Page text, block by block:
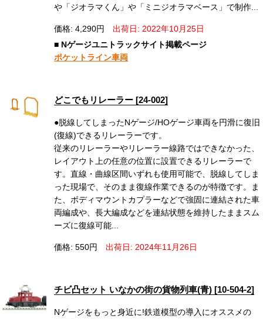
や「ジオラマくん」や「ミニジオラマベース」で制作...
価格: 4,290円
出荷日: 2022年10月25日
■ Nゲージユニトラックサイト掲載ページ
ポケットライン車両
どこでもリレーラー [24-002]
●脱線してしまったNゲージ/HOゲージ車両を円滑に復旧
(復線)できるリレーラーです。
従来のリレーラーやリレーラー線路ではできなかった、
レイアウト上の任意の位置に設置できるリレーラーで
す。直線・曲線区間いずれも使用可能で、脱線してしま
った現場で、そのまま復線作業できるのが特徴です。ま
た、ボディマウントカプラーなどで強固に連結された車
両編成や、長大編成などを連結状態を維持したままスム
ーズに復線可能...
価格: 550円 出荷日: 2024年11月26日
チビ凸セット いなかの街の貨物列車(青) [10-504-2]
Nゲージをもっと身近に!鉄道模型の導入にオススメの